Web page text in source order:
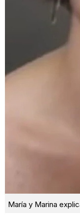
María y Marina